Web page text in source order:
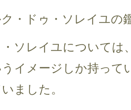
・ドゥ・ソレイユの
ソレイユについては
イメージしか持って
ました。